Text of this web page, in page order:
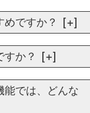
ですか？
か？
能では、どんな